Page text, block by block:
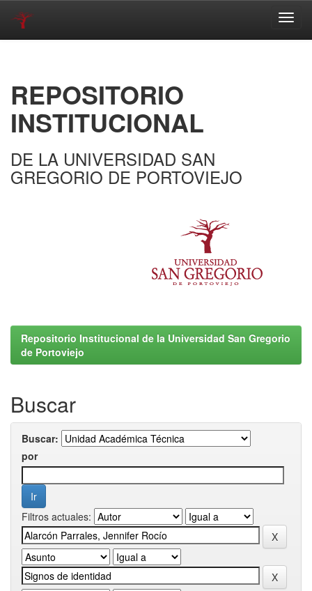
REPOSITORIO
INSTITUCIONAL
DE LA UNIVERSIDAD SAN
GREGORIO DE PORTOVIEJO
Repositorio Institucional de la Universidad San Gregorio
de Portoviejo
Buscar
Buscar:
por
Filtros actuales: